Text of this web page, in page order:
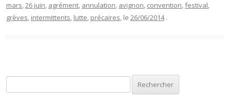
mars,26 juin, agrément, annulation, avignon, convention,festival,
grèves, intermittents, lutte, précaires, le 26/06/2014 .